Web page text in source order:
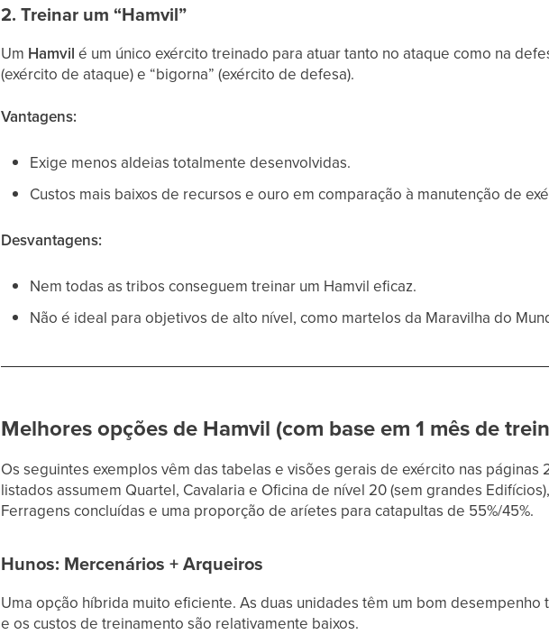
2. Treinar um “Hamvil”
Um Hamvil é um único exército treinado para atuar tanto no ataque como na
(exército de ataque) e “bigorna” (exército de defesa).
Vantagens:
Exige menos aldeias totalmente desenvolvidas.
Custos mais baixos de recursos e ouro em comparação à manutenção de
Desvantagens:
Nem todas as tribos conseguem treinar um Hamvil eficaz.
Não é ideal para objetivos de alto nível, como martelos da Maravilha do
Melhores opções de Hamvil (com base em 1 mês de
Os seguintes exemplos vêm das tabelas e visões gerais de exército nas páginas
listados assumem Quartel, Cavalaria e Oficina de nível 20 (sem grandes
Ferragens concluídas e uma proporção de aríetes para catapultas de 55%/45%.
Hunos: Mercenários + Arqueiros
Uma opção híbrida muito eficiente. As duas unidades têm um bom
e os custos de treinamento são relativamente baixos.